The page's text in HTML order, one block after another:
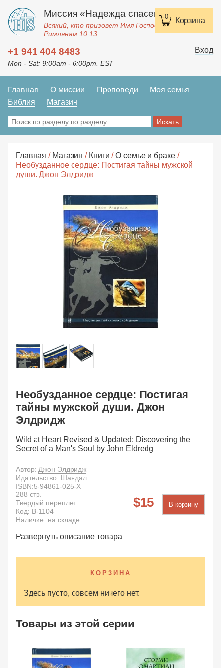
0 Корзина
Миссия «Надежда спасения»
Всякий, кто призовет Имя Господне, спасется.
Римлянам 10:13
+1 941 404 8483
Mon - Sat: 9:00am - 6:00pm. EST
Вход
Главная О миссии Проповеди
Моя семья
Библия
Магазин
Главная / Магазин / Книги /О семье и браке /
Необузданное сердце: Постигая тайны мужской
души. Джон Элдридж
Необузданное сердце: Постигая
тайны мужской души. Джон
Элдридж
Wild at Heart Revised & Updated: Discovering the
Secret of a Man's Soul by John Eldredg
Автор: Джон Элдридж
Идательство: Шандал
15 В корзину
ISBN:5-94861-025-X
288 стр.
Твердый переплет
Код: B-1104
Наличие: на складе
Развернуть описание товара
КОРЗИНА
Здесь пусто, совсем ничего нет.
Товары из этой серии